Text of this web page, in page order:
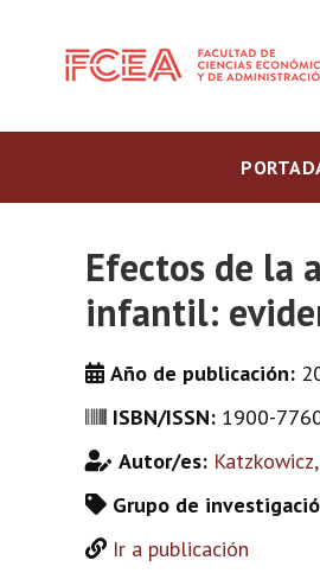
Efectos de la
infantil:
Año de publicación:
ISBN/ISSN: 1900-
Autor/es:
Grupo de
Ir a publicación